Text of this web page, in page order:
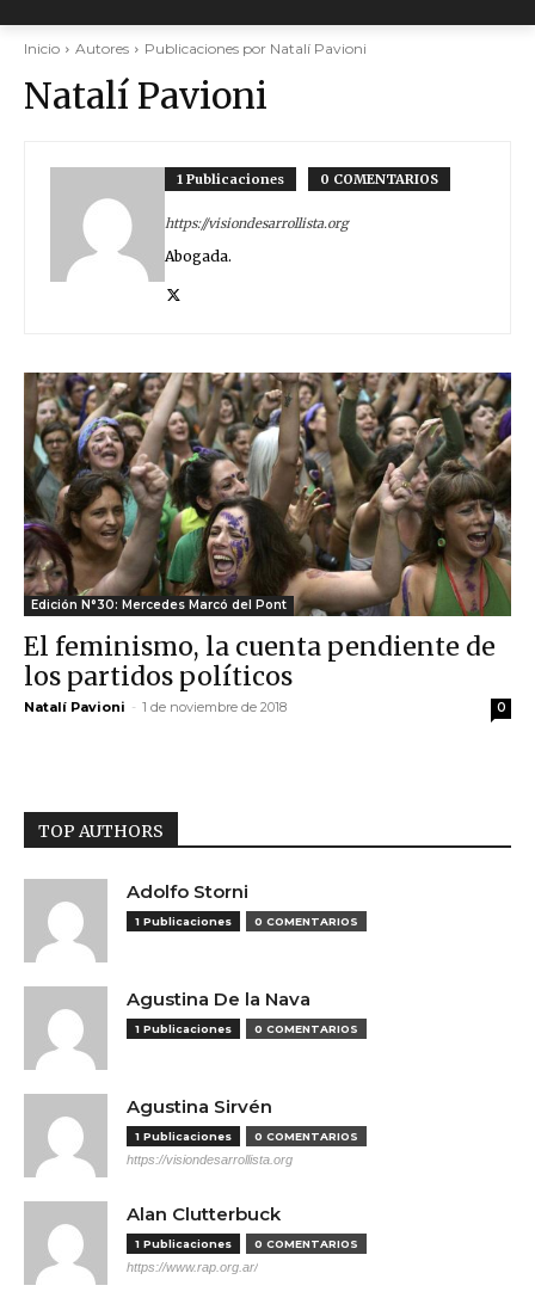
Inicio Autores Publicaciones por Natalí Pavioni
Natalí Pavioni
1 Publicaciones 0 COMENTARIOS
https://visiondesarrollista.org
Abogada.
Edición N°30: Mercedes Marcó del Pont
El feminismo, la cuenta pendiente de
los partidos políticos
Natalí Pavioni - 1 de noviembre de 2018 0
TOP AUTHORS
Adolfo Storni
1 Publicaciones 0 COMENTARIOS
Agustina De la Nava
1 Publicaciones 0 COMENTARIOS
Agustina Sirvén
1 Publicaciones 0 COMENTARIOS
https://visiondesarrollista.org
Alan Clutterbuck
1 Publicaciones 0 COMENTARIOS
https://www.rap.org.ar/